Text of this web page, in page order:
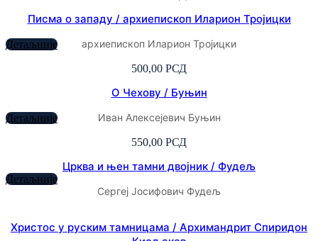
Писма о западу / архиепископ Иларион Тројицки
архиепископ Иларион Тројицки
500,00 РСД
Детаљније
О Чехову / Буњин
Иван Алексејевич Буњин
550,00 РСД
Детаљније
Црква и њен тамни двојник / Фудељ
Сергеј Јосифович Фудељ
Детаљније
Христос у руским тамницама / Архимандрит Спиридон